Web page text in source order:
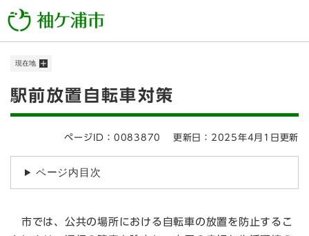
ー
メニューを飛ばして本文へ
現在地
本
駅前放置自転車対策
ページID：0083870 更新日：2025年4月1日更新
ページ内目次
市では、公共の場所における自転車の放置を防止するこ